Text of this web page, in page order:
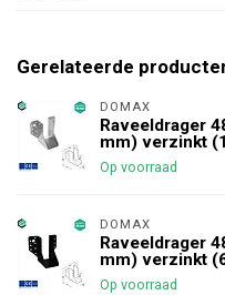
Gerelateerde
DOMAX
Raveeldrager
mm) verzinkt
Op voorraad
DOMAX
Raveeldrager
mm) verzinkt
Op voorraad